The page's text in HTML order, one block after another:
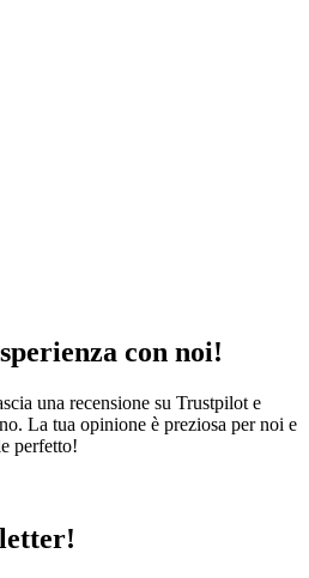
con noi!
una recensione su Trustpilot e
La tua opinione è preziosa per noi e
perfetto!